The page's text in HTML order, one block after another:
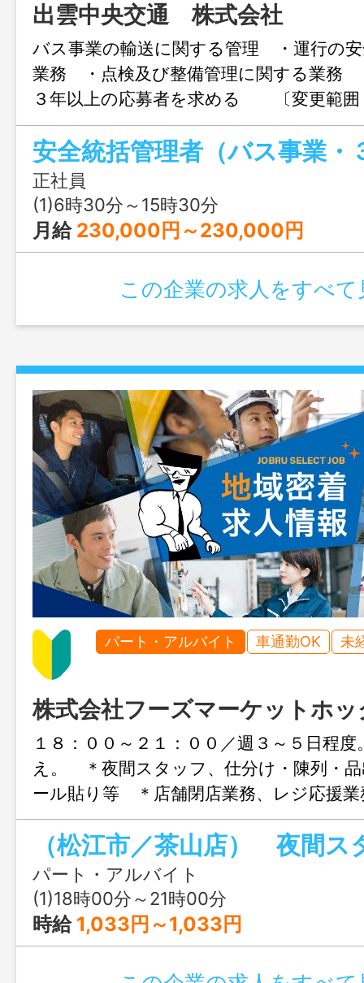
出雲中央交通 株式会社
バス事業の輸送に関する管理 ・運行の
業務 ・点検及び整備管理に関する業
３年以上の応募者を求める 〔変更範囲
正社員
(1)6時30分～15時30分
月給 230,000円～230,000円
この企業の求人をすべて
パート・アルバイト 車通勤OK 未
株式会社フーズマーケットホッ
１８：００～２１：００／週３～５日程
え。 ＊夜間スタッフ、仕分け・陳列・
ール貼り等 ＊店舗閉店業務、レジ応援
貸与（エプロン等） ■雇用期間…更新月
ごとの契約更新制。 （フルタイムへの
制度あり） ■若年～中年～高齢者 年齢
躍されています！ ご応募・ご相談お
す！ 【業務の変更範囲／配置換】本人
況・適性等により、相談のうえ、他部門
換えとなる場合あり。 （他部門とは…レ
パート・アルバイト
(1)18時00分～21時00分
時給 1,033円～1,033円